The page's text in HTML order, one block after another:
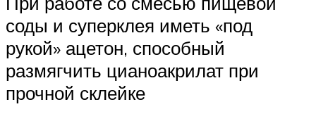
соды и суперклея иметь «под
рукой» ацетон, способный
размягчить цианоакрилат при
прочной склейке